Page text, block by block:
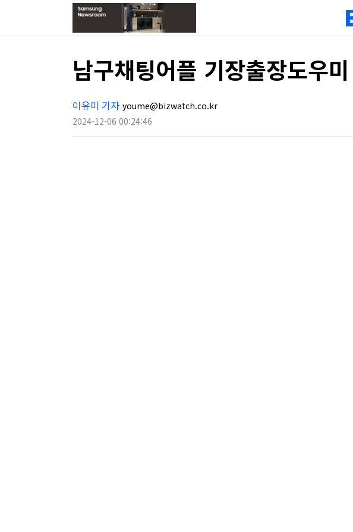
남구채팅어플 기장출장도우
이유미 기자 youme@bizwatch.co.kr
2024-12-06 00:24:46